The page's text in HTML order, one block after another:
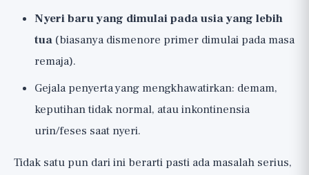
Nyeri baru yang dimulai pada usia yang lebih
tua (biasanya dismenore primer dimulai pada masa
remaja).
Gejala penyerta yang mengkhawatirkan: demam,
keputihan tidak normal, atau inkontinensia
urin/feses saat nyeri.
Tidak satu pun dari ini berarti pasti ada masalah serius,